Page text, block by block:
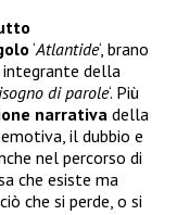
‘Atlantide‘, brano
della
di parole‘. Più
narrativa della
il dubbio e
nel percorso di
che esiste ma
che si perde, o si